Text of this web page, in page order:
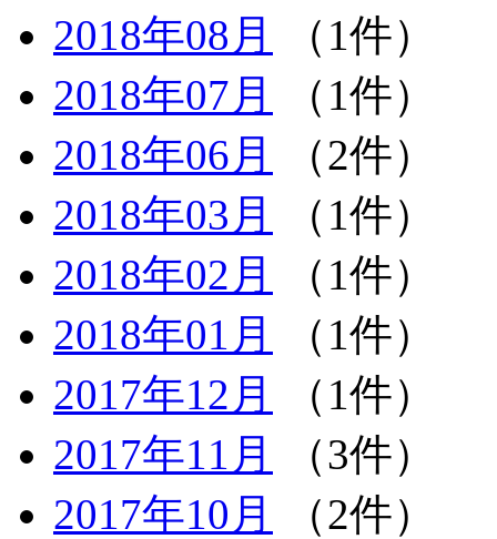
2018年08月
（1件）
2018年07月
（1件）
2018年06月
（2件）
2018年03月
（1件）
2018年02月
（1件）
2018年01月
（1件）
2017年12月
（1件）
2017年11月
（3件）
2017年10月
（2件）